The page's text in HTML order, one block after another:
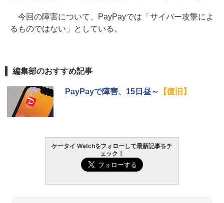
今回の障害について、PayPayでは「サイバー攻撃によ
るものではない」としている。
編集部のおすすめ記事
PayPayで障害、15日昼～ 【復旧】
ケータイ Watchをフォローして最新記事をチ
ェック！